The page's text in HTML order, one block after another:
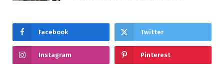
Facebook Twitter
Instagram Pinterest